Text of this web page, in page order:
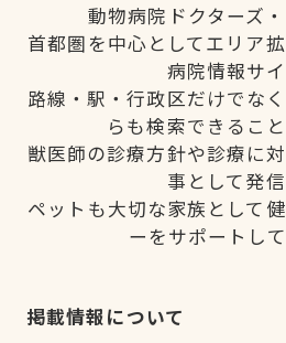
動物病院ドクターズ・
首都圏を中心としてエリア
病院情報サイ
路線・駅・行政区だけでな
らも検索できること
獣医師の診療方針や診療に
事として発信
ペットも大切な家族として
ーをサポートして
掲載情報について